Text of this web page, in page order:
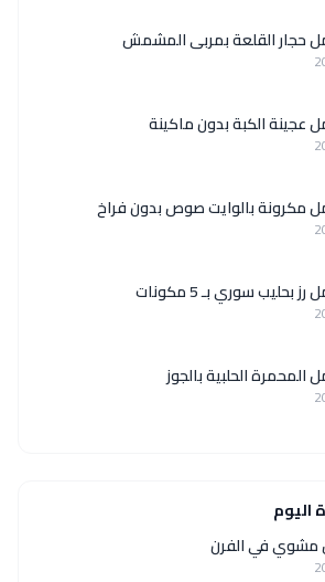
حجار القلعة بمربى المشمش
عجينة الكبة بدون ماكينة
مكرونة بالوايت صوص بدون فراخ
بحليب سوري بـ 5 مكونات
الحلبية بالجوز
اليوم
مشوي في الفرن